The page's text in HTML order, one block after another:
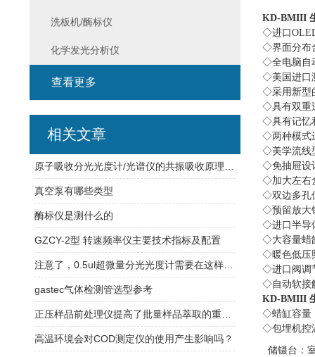
KD-BMIII
◇进口
◇界面分布
◇全电脑自
◇美国进口
◇采用新型
◇具有双重
◇具有记忆
◇两种模式
◇美学流线
◇免抽屉设
◇加大左右
◇双边多孔
◇预留放大
◇进口半导
◇大容量蜡
◇暖色低压
◇进口阀调
◇自动软接
KD-BMIII
◇蜡缸容量
◇包埋机控
储镊台：
洗板机/酶标仪
化学发光分析仪
查看更多
相关文章
真空泵有哪些类型
酶标仪是测什么的
GZCY-2型 转速频率仪主要技术指标及配置
gastec气体检测管选型参考
高温环境会对COD测定仪的使用产生影响吗？